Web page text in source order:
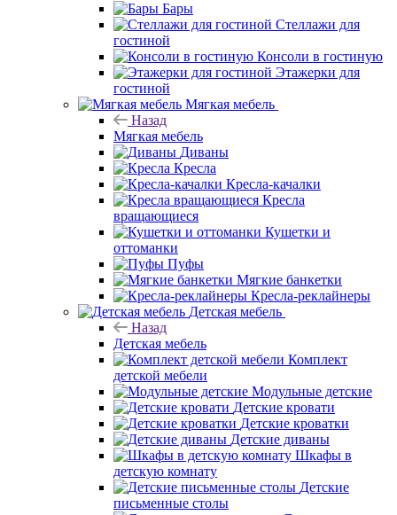
Бары
Стеллажи для
гостиной
Консоли в гостиную
Этажерки для
гостиной
Мягкая мебель
Назад
Мягкая мебель
Диваны
Кресла
Кресла-качалки
Кресла
вращающиеся
Кушетки и
оттоманки
Пуфы
Мягкие банкетки
Кресла-реклайнеры
Детская мебель
Назад
Детская мебель
Комплект
детской мебели
Модульные детские
Детские кровати
Детские кроватки
Детские диваны
Шкафы в
детскую комнату
Детские
письменные столы